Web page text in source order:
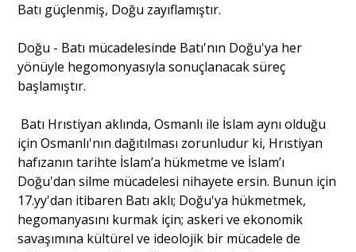
Batı güçlenmiş, Doğu zayıflamıştır.
Doğu - Batı mücadelesinde Batı'nın Doğu'ya her
yönüyle hegomonyasıyla sonuçlanacak süreç
başlamıştır.
Batı Hrıstiyan aklında, Osmanlı ile İslam aynı olduğu
için Osmanlı'nın dağıtılması zorunludur ki, Hrıstiyan
hafızanın tarihte İslam’a hükmetme ve İslam’ı
Doğu'dan silme mücadelesi nihayete ersin. Bunun için
17.yy'dan itibaren Batı aklı; Doğu'ya hükmetmek,
hegomanyasını kurmak için; askeri ve ekonomik
savaşımına kültürel ve ideolojik bir mücadele de